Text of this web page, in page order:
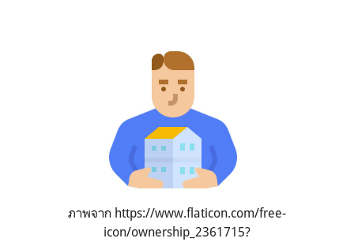
ภาพจาก https://www.flaticon.com/free-
icon/ownership_2361715?